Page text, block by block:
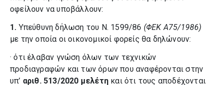
οφείλουν να υποβάλλουν:
1. Υπεύθυνη δήλωση του Ν. 1599/86 (ΦΕΚ Α75/1986)
με την οποία οι οικονομικοί φορείς θα δηλώνουν:
· ότι έλαβαν γνώση όλων των τεχνικών
προδιαγραφών και των όρων που αναφέρονται στην
υπ’ αριθ. 513/2020 μελέτη και ότι τους αποδέχονται